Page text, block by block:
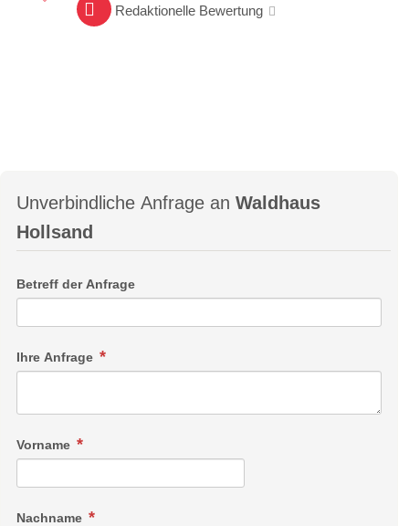
Redaktionelle Bewertung
Unverbindliche Anfrage an Waldhaus
Hollsand
Betreff der Anfrage
Ihre Anfrage
Vorname
Nachname